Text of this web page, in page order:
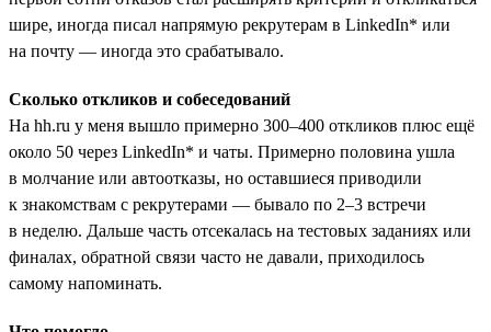
шире, иногда писал напрямую рекрутерам в LinkedIn* или
на почту — иногда это срабатывало.
Сколько откликов и собеседований
На hh.ru у меня вышло примерно 300–400 откликов плюс ещё
около 50 через LinkedIn* и чаты. Примерно половина ушла
в молчание или автоотказы, но оставшиеся приводили
к знакомствам с рекрутерами — бывало по 2–3 встречи
в неделю. Дальше часть отсекалась на тестовых заданиях или
финалах, обратной связи часто не давали, приходилось
самому напоминать.